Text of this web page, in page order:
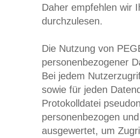
Daher empfehlen wir
durchzulesen.
Die Nutzung von
personenbezogener
Bei jedem
sowie für jeden
Protokolldatei
personenbezogen
ausgewertet, um